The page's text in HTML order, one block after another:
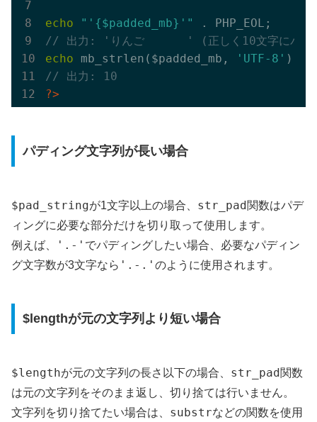
echo "'{$padded_mb}'"
// 出力: 'りんご      ' (正しく10文字にパデ
echo mb_strlen($padded_mb,
'UTF-8'
// 出力: 10
?>
パディング文字列が長い場合
$pad_stringが1文字以上の場合、 str_pad関数はパデ
ィングに必要な部分だけを切り取って使用します。
例えば、
'.-' でパディングしたい場合、必要なパディン
グ文字数が3文字なら '.-.' のように使用されます。
$lengthが元の文字列より短い場合
$lengthが元の文字列の長さ以下の場合、 str_pad関数
は元の文字列をそのまま返し、切り捨ては行いません。
文字列を切り捨てたい場合は、 substrなどの関数を使用